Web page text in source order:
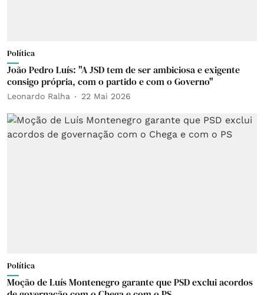
Política
João Pedro Luís: "A JSD tem de ser ambiciosa e exigente
consigo própria, com o partido e com o Governo"
Leonardo Ralha 22 Mai 2026
Política
Moção de Luís Montenegro garante que PSD exclui acordos